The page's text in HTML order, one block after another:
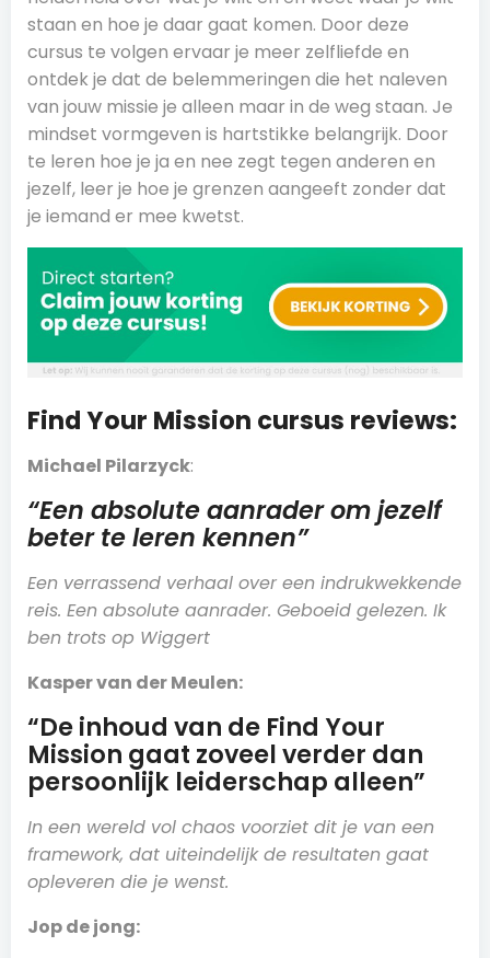
staan en hoe je daar gaat komen. Door deze
cursus te volgen ervaar je meer zelfliefde en
ontdek je dat de belemmeringen die het naleven
van jouw missie je alleen maar in de weg staan. Je
mindset vormgeven is hartstikke belangrijk. Door
te leren hoe je ja en nee zegt tegen anderen en
jezelf, leer je hoe je grenzen aangeeft zonder dat
je iemand er mee kwetst.
Find Your Mission cursus reviews:
Michael Pilarzyck:
“Een absolute aanrader om jezelf
beter te leren kennen”
Een verrassend verhaal over een indrukwekkende
reis. Een absolute aanrader. Geboeid gelezen. Ik
ben trots op Wiggert
Kasper van der Meulen:
“De inhoud van de Find Your
Mission gaat zoveel verder dan
persoonlijk leiderschap alleen”
In een wereld vol chaos voorziet dit je van een
framework, dat uiteindelijk de resultaten gaat
opleveren die je wenst.
Jop de jong: